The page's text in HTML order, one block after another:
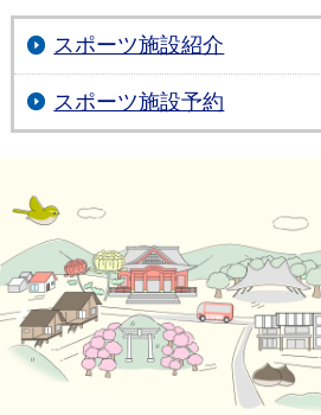
スポーツ施設紹介
スポーツ施設予約